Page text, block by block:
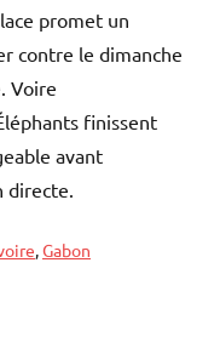
promet un
contre le dimanche
Voire
finissent
avant
directe.
,Gabon